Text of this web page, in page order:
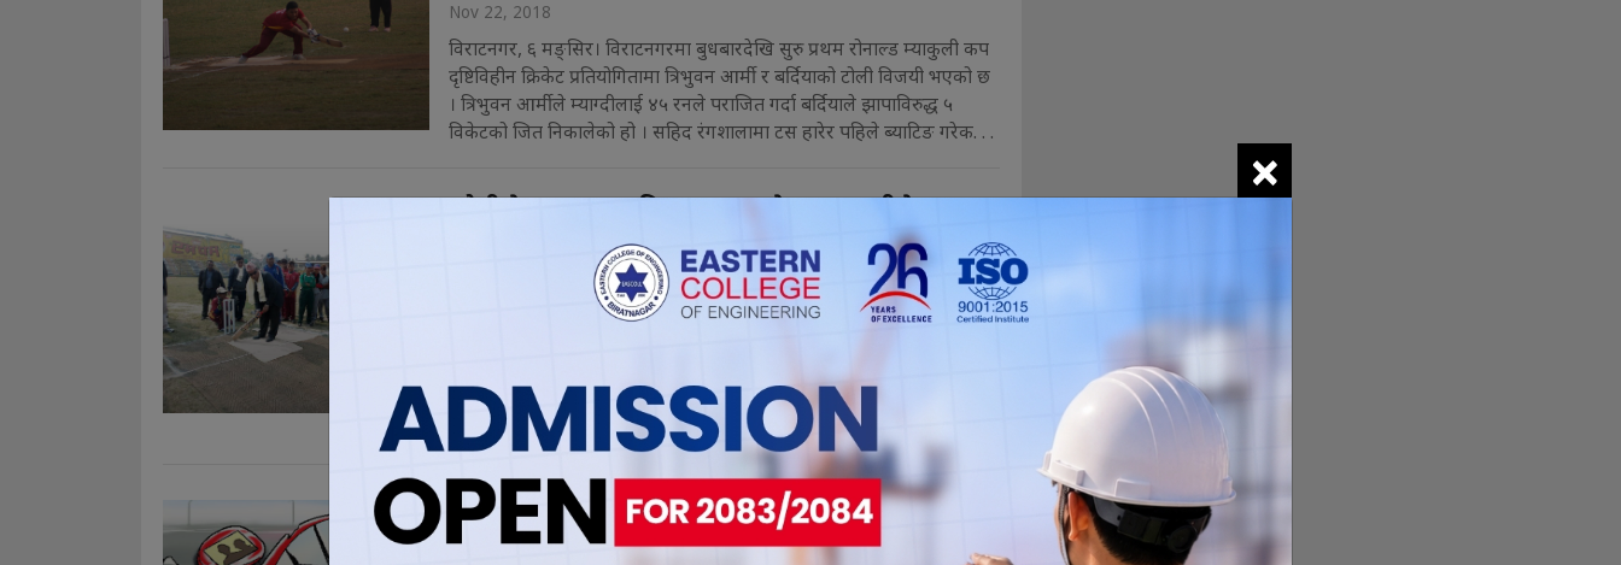
Nov 22, 2018
विराटनगर, ६ मङ्सिर। विराटनगरमा बुधबारदेखि सुरु प्रथम रोनाल्ड म्याकुली कप
दृष्टिविहीन क्रिकेट प्रतियोगितामा त्रिभुवन आर्मी र बर्दियाको टोली विजयी भएको छ
। त्रिभुवन आर्मीले म्याग्दीलाई ४५ रनले पराजित गर्दा बर्दियाले झापाविरुद्ध ५
विकेटको जित निकालेको हो । सहिद रंगशालामा टस हारेर पहिले ब्याटिङ गरेक. . .
ओबी फेसवुक वाच: विराटनगरका मेयर पराजुलीले
कालोचस्मा लगाएर क्रिकेटको ब्यटिङ गरेपछी…
विराटनगर, ५ मंसिर । विराटनगर महानगरपालिकाका मेयर भिम पराजुलीले
रंगशालामा मेयर पराजुलीले फरक क्षमता भएका खेलाडीलाई सहयोग गर्ने
प्रतिबद्धता जनाए । शहिद रंगशालामा मंसिर ५ देखि ८ गतेसम्म प्रतियोगिता हुँदैछ ।
फरक क्षमता �. . .
झापामा मोटरसाईकल दुर्घटनामा ४ घाइते
Nov 21, 2018
×